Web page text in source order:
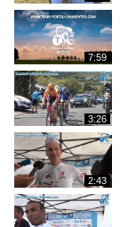
7:59
3:26
2:43